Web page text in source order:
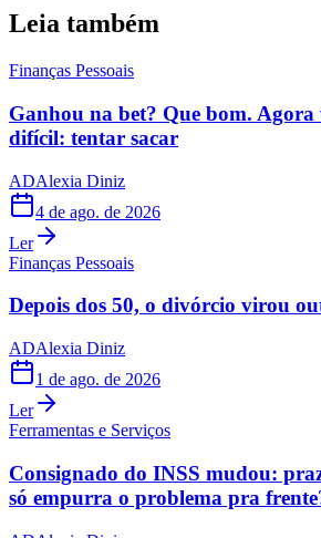
Leia também
Finanças Pessoais
Ganhou na bet? Que bom. Agora
difícil: tentar sacar
ADAlexia Diniz
4 de ago. de 2026
Ler
Finanças Pessoais
Depois dos 50, o divórcio virou
ADAlexia Diniz
1 de ago. de 2026
Ler
Ferramentas e Serviços
Consignado do INSS mudou:
só empurra o problema pra